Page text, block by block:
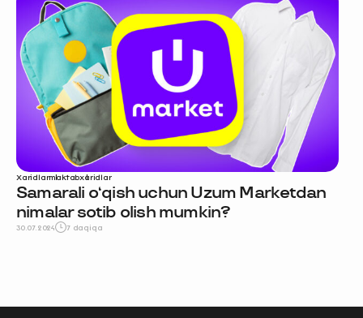
Xaridlarmaktabxaridlar
Samarali o‘qish uchun Uzum Marketdan
nimalar sotib olish mumkin?
30.07.2024 7 daqiqa